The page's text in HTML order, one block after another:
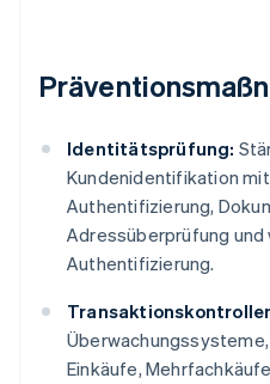
Identitätsprüfung:
Kundenidentifikation
Authentifizierung,
Adressüberprüfung
Authentifizierung.
Einkäufe,